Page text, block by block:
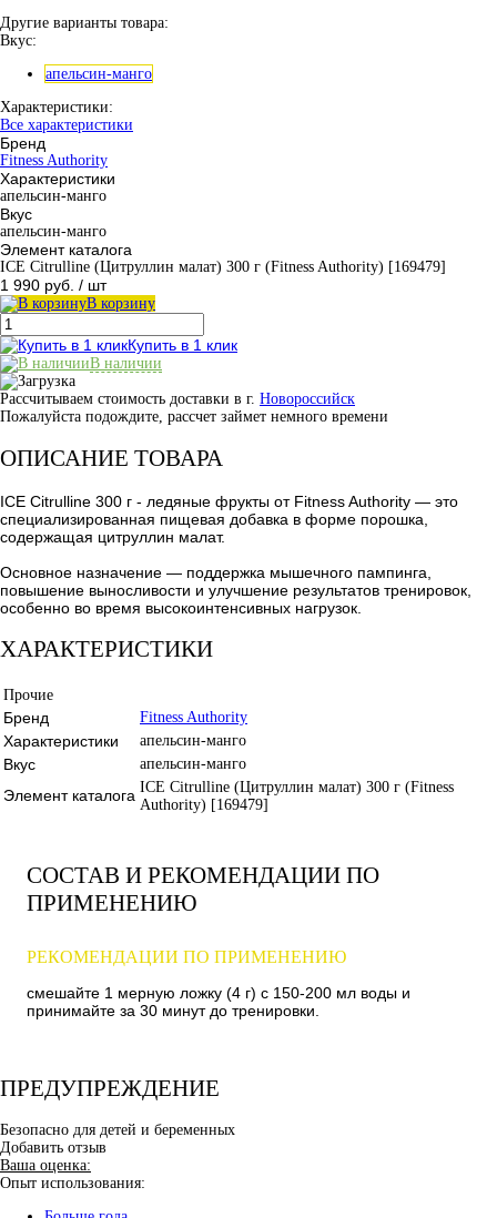
Другие варианты товара:
Вкус:
апельсин-манго
Характеристики:
Все характеристики
Бренд
Fitness Authority
Характеристики
апельсин-манго
Вкус
апельсин-манго
Элемент каталога
ICE Citrulline (Цитруллин малат) 300 г (Fitness Authority) [169479]
1 990 руб. / шт
В корзину
Купить в 1 клик
В наличии
Рассчитываем стоимость доставки в г. Новороссийск
Пожалуйста подождите, рассчет займет немного времени
ОПИСАНИЕ ТОВАРА
ICE Citrulline 300 г - ледяные фрукты от Fitness Authority — это
специализированная пищевая добавка в форме порошка,
содержащая цитруллин малат.
Основное назначение — поддержка мышечного пампинга,
повышение выносливости и улучшение результатов тренировок,
особенно во время высокоинтенсивных нагрузок.
ХАРАКТЕРИСТИКИ
Прочие
Бренд Fitness Authority
Характеристики апельсин-манго
Вкус апельсин-манго
Элемент каталога ICE Citrulline (Цитруллин малат) 300 г (Fitness
Authority) [169479]
СОСТАВ И РЕКОМЕНДАЦИИ ПО
ПРИМЕНЕНИЮ
РЕКОМЕНДАЦИИ ПО ПРИМЕНЕНИЮ
смешайте 1 мерную ложку (4 г) с 150-200 мл воды и
принимайте за 30 минут до тренировки.
ПРЕДУПРЕЖДЕНИЕ
Безопасно для детей и беременных
Добавить отзыв
Ваша оценка:
Опыт использования: